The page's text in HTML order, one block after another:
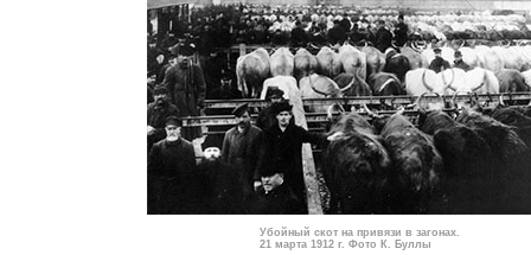
Убойный скот на привязи в загонах.
21 марта 1912 г. Фото К. Буллы